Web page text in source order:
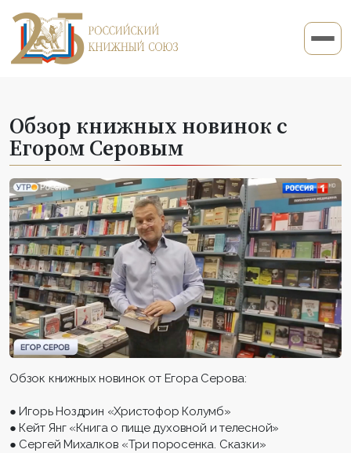
Обзор книжных новинок с
Егором Серовым
Обзок книжных новинок от Егора Серова:
● Игорь Ноздрин «Христофор Колумб»
● Кейт Янг «Книга о пище духовной и телесной»
● Сергей Михалков «Три поросенка. Сказки»